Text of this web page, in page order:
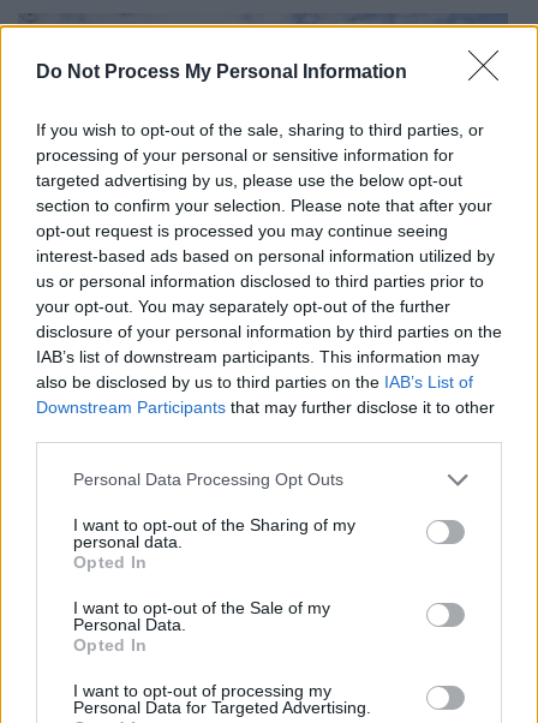
Do Not Process My Personal Information
If you wish to opt-out of the sale, sharing to third parties, or
processing of your personal or sensitive information for
targeted advertising by us, please use the below opt-out
section to confirm your selection. Please note that after your
opt-out request is processed you may continue seeing
interest-based ads based on personal information utilized by
us or personal information disclosed to third parties prior to
your opt-out. You may separately opt-out of the further
disclosure of your personal information by third parties on the
IAB’s list of downstream participants. This information may
also be disclosed by us to third parties on the IAB’s List of
Downstream Participants that may further disclose it to other
Personal Data Processing Opt Outs
I want to opt-out of the Sharing of my
personal data.
Opted In
I want to opt-out of the Sale of my
Personal Data.
Opted In
I want to opt-out of processing my
Personal Data for Targeted Advertising.
Le service de soins de suite et de réadaptation situé 3, Rue du
Petit Bois au 1er étage à Doué la fontaine (commune de Doué